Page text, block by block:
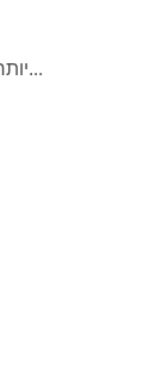
יותר ברור הרעיון שלו, יותר קצרה החשיבה שלו...